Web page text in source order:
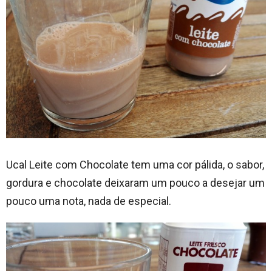
Ucal Leite com Chocolate tem uma cor pálida, o sabor,
gordura e chocolate deixaram um pouco a desejar um
pouco uma nota, nada de especial.